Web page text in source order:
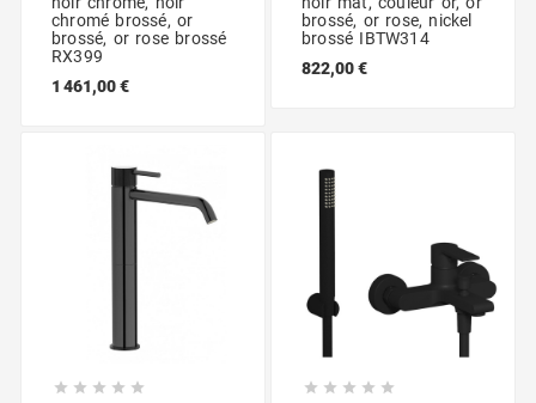
chromé brossé, or
brossé, or rose brossé
RX399
1 461,00 €
brossé, or rose, nickel
brossé IBTW314
822,00 €
         